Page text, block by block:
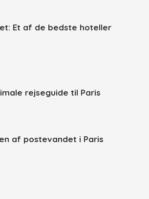
Et af de bedste hoteller
rejseguide til Paris
af postevandet i Paris